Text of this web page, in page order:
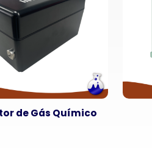
de Gás Químico